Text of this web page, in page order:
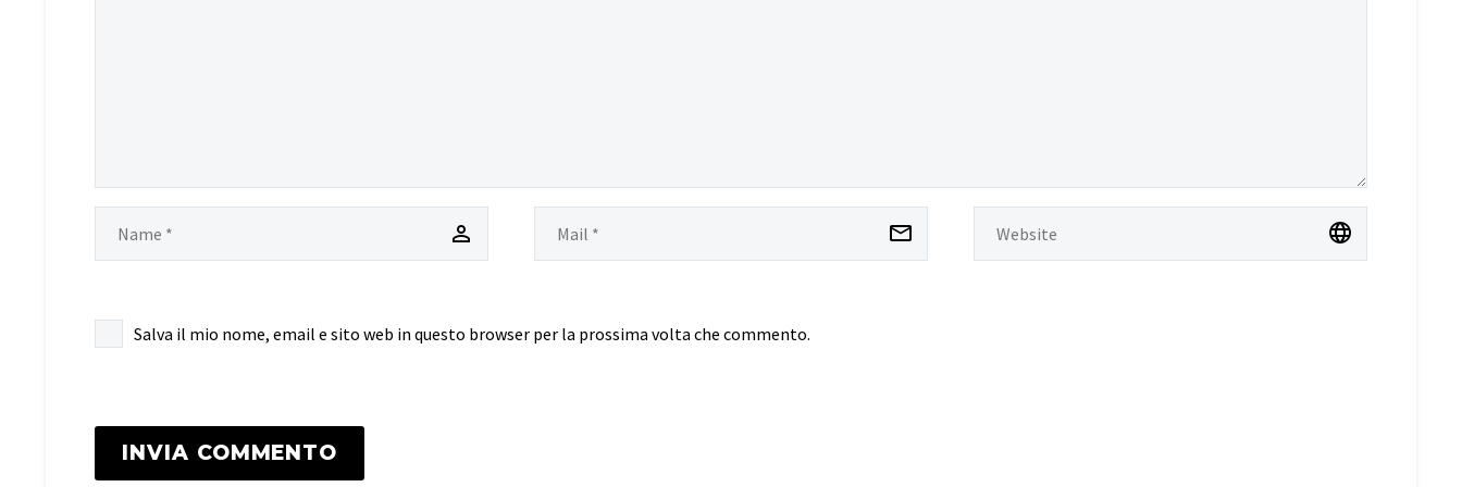
Salva il mio nome, email e sito web in questo browser per la prossima volta che commento.
INVIA COMMENTO